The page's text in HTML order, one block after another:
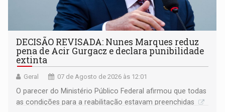
DECISÃO REVISADA: Nunes Marques reduz
pena de Acir Gurgacz e declara punibilidade
extinta
Geral 07 de Agosto de 2026 às 12:01
O parecer do Ministério Público Federal afirmou que todas
as condições para a reabilitação estavam preenchidas